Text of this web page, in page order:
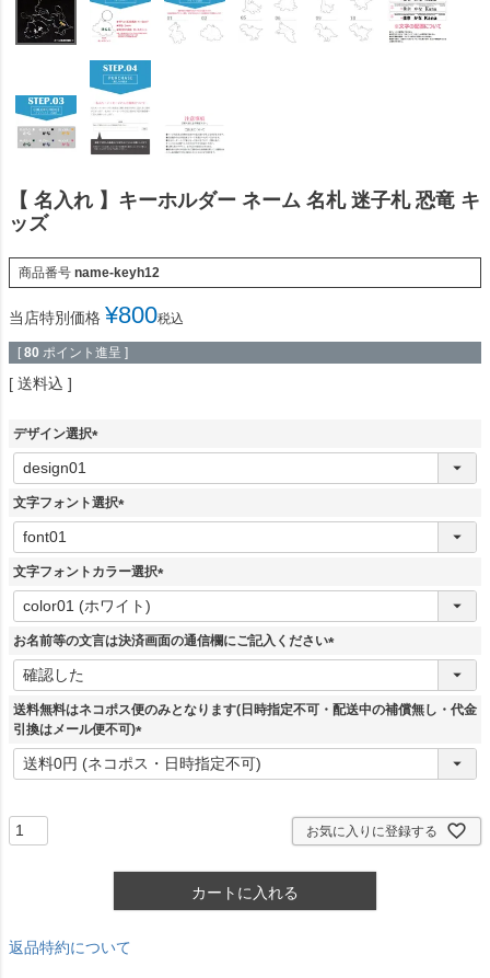
【 名入れ 】キーホルダー ネーム 名札 迷子札 恐竜 キ
ッズ
商品番号 name-keyh12
当店特別価格 ¥800税込
[ 80 ポイント進呈 ]
送料込
デザイン選択
(
須
文字フォント選択
(
文字フォントカラー選択
(
須
お名前等の文言は決済画面の通信欄にご記入ください
(
須
送料無料はネコポス便のみとなります(日時指定不可・配送中の補償無し・代金
引換はメール便不可)
(
必
お気に入りに登録する
カートに入れる
返品特約について